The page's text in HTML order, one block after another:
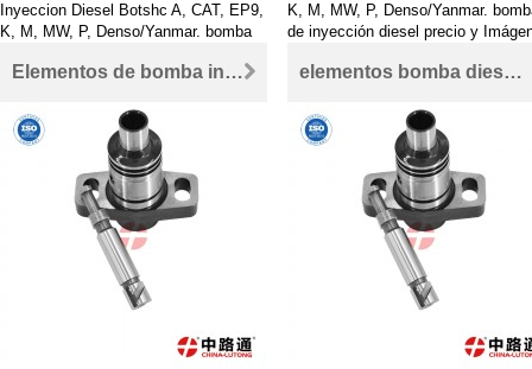
Inyeccion Diesel Botshc A, CAT, EP9,
K, M, MW, P, Denso/Yanmar. bomba
K, M, MW, P, Denso/Yanmar.
de inyección diesel precio y
Elementos de bomba inyectora tipo p 1 418 325 898 para Elementos bomba bosch lineal elementos bomba diesel 1 418 325 898 para Elementos bomba bosch lineal